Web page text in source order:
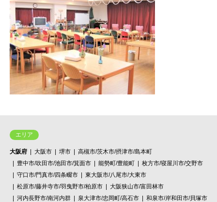
エリア
大阪府 大阪市 堺市
高槻市/茨木市/摂津市/島本町
豊中市/吹田市/池田市/箕面市
能勢町/豊能町
枚方市/寝屋川市/交野市
守口市/門真市/四条畷市
東大阪市/八尾市/大東市
松原市/藤井寺市/羽曳野市/柏原市
大阪狭山市/富田林市
河内長野市/南河内群
泉大津市/忠岡町/高石市
和泉市/岸和田市/貝塚市